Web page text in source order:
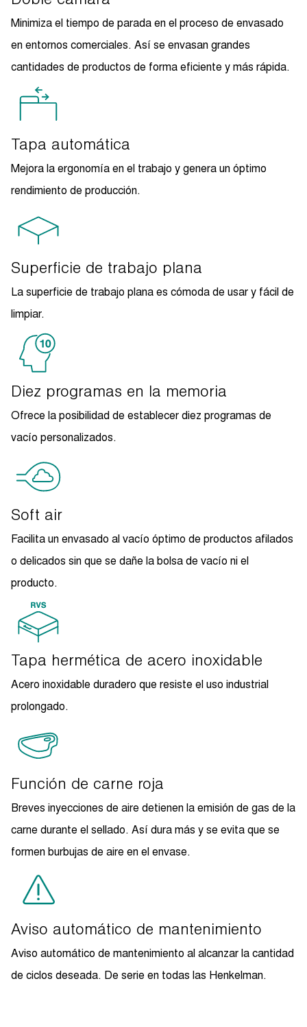
Minimiza el tiempo de parada en el proceso de envasado
en entornos comerciales. Así se envasan grandes
cantidades de productos de forma eficiente y más rápida.
Tapa automática
Mejora la ergonomía en el trabajo y genera un óptimo
rendimiento de producción.
Superficie de trabajo plana
La superficie de trabajo plana es cómoda de usar y fácil de
limpiar.
Diez programas en la memoria
Ofrece la posibilidad de establecer diez programas de
vacío personalizados.
Soft air
Facilita un envasado al vacío óptimo de productos afilados
o delicados sin que se dañe la bolsa de vacío ni el
producto.
Tapa hermética de acero inoxidable
Acero inoxidable duradero que resiste el uso industrial
prolongado.
Función de carne roja
Breves inyecciones de aire detienen la emisión de gas de la
carne durante el sellado. Así dura más y se evita que se
formen burbujas de aire en el envase.
Aviso automático de mantenimiento
Aviso automático de mantenimiento al alcanzar la cantidad
de ciclos deseada. De serie en todas las Henkelman.